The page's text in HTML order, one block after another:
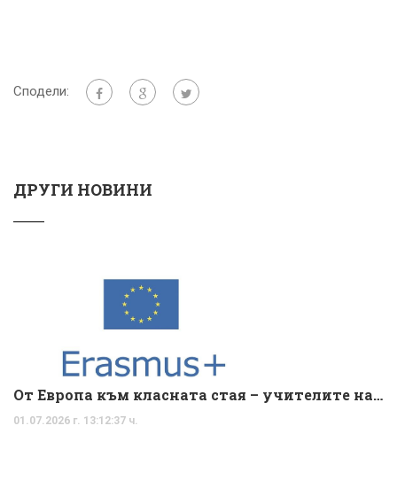
Сподели:
ДРУГИ НОВИНИ
От Европа към класната стая – учителите на ОУ „Христо Ботев“ превръщат международния опит във вдъхновяващи уроци
01.07.2026 г. 13:12:37 ч.